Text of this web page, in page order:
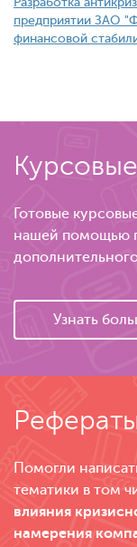
предприятии ЗАО
финансовой
Готовые
нашей помощью
Узнать
Помогли
тематики в том
влияния
намерения